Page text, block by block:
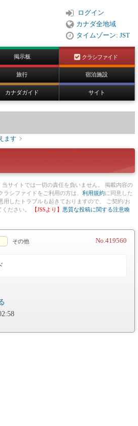
ログイン
カナダ全地域
タイムゾーン: JST
掲示板 クラシファイド
旅行 宿泊施設
カナダガイド サイト
ます
サイトでは一切の責任を負いません。 掲載内容の
シファイドをご利用の方は、 利用規約に同意した
用したトラブルも起きておりますので、 ご契約/お
ださい。
【JSSより】 悪質な投稿に関する注意喚
その他 No.419560